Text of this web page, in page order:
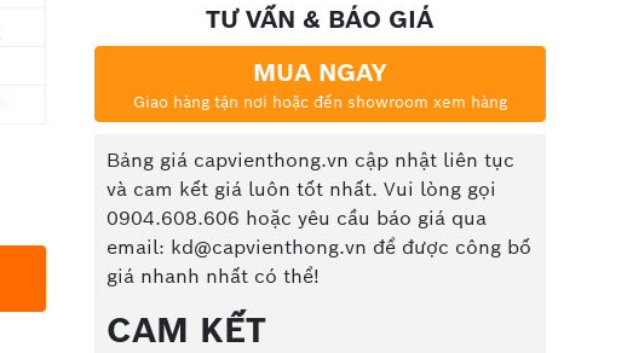
TƯ VẤN & BÁO GIÁ
MUA NGAY
Giao hàng tận nơi hoặc đến showroom xem hàng
Bảng giá capvienthong.vn cập nhật liên tục
và cam kết giá luôn tốt nhất. Vui lòng gọi
0904.608.606 hoặc yêu cầu báo giá qua
email: kd@capvienthong.vn để được công bố
giá nhanh nhất có thể!
CAM KẾT